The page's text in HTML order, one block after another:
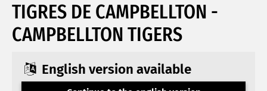
TIGRES DE CAMPBELLTON -
CAMPBELLTON TIGERS
English version available